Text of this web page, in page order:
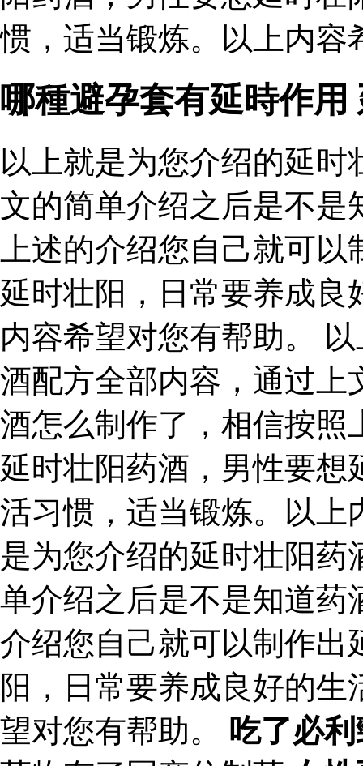
惯，适当锻炼。以上内容
哪種避孕套有延時作
以上就是为您介绍的延
文的简单介绍之后是不是
上述的介绍您自己就可
延时壮阳，日常要养成良
内容希望对您有帮助。
酒配方全部内容，通过上
酒怎么制作了，相信按照
延时壮阳药酒，男性要想
活习惯，适当锻炼。以上
是为您介绍的延时壮阳
单介绍之后是不是知道药
介绍您自己就可以制作出
阳，日常要养成良好的
望对您有帮助。 吃了必